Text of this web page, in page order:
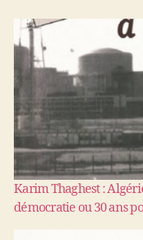
Karim Thaghest :
démocratie ou 30 ans